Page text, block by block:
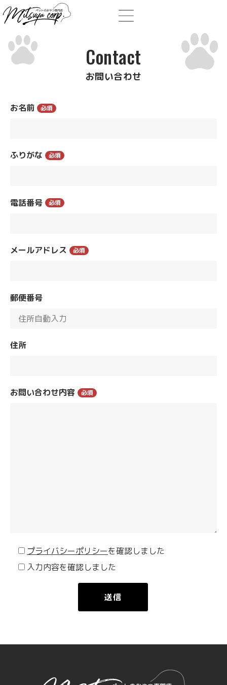
Contact
お問い合わせ
お名前 必須
ふりがな 必須
電話番号 必須
メールアドレス 必須
郵便番号
住所
お問い合わせ内容 必須
プライバシーポリシーを確認しました
入力内容を確認しました